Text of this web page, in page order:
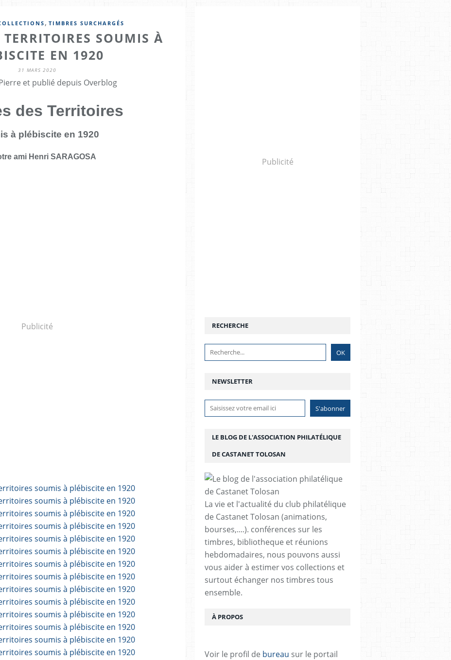
, TIMBRES SURCHARGÉS
SOUMIS À
EN 1920
31 MARS 2020
et publié depuis Overblog
des Territoires
à plébiscite en 1920
ami Henri SARAGOSA
Publicité
Publicité
NEWSLETTER
RECHERCHE
LE BLOG DE L'ASSOCIATION PHILATÉLIQUE
DE CASTANET TOLOSAN
La vie et l'actualité du club philatélique
de Castanet Tolosan (animations,
bourses,....). conférences sur les
timbres, bibliotheque et réunions
hebdomadaires, nous pouvons aussi
vous aider à estimer vos collections et
surtout échanger nos timbres tous
ensemble.
À PROPOS
Voir le profil de bureau sur le portail